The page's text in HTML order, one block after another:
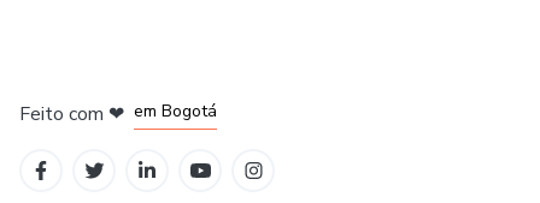
Feito com ❤ em Bogotá